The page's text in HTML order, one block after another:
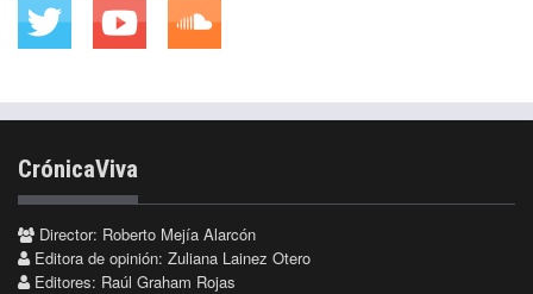
CrónicaViva
Director: Roberto Mejía Alarcón
Editora de opinión: Zuliana Lainez Otero
Editores: Raúl Graham Rojas